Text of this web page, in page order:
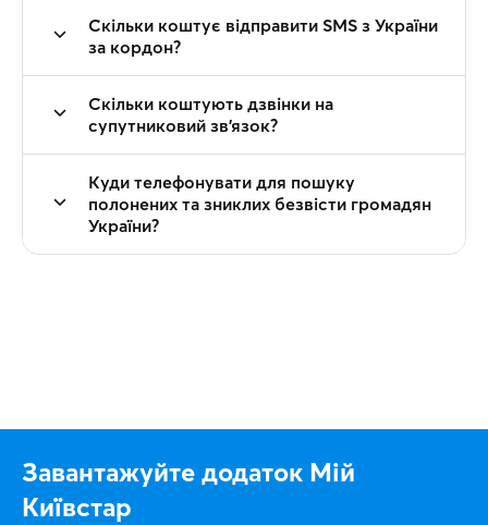
Скільки коштує відправити SMS з України
за кордон?
Скільки коштують дзвінки на
супутниковий зв'язок?
Куди телефонувати для пошуку
полонених та зниклих безвісти громадян
України?
Завантажуйте додаток Мій
Київстар